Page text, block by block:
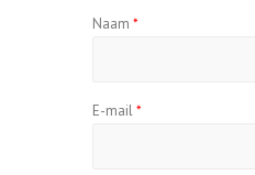
Naam *
E-mail*